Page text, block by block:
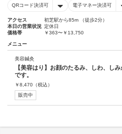
QRコード決済可 電子マネー決済可
アクセス
初芝駅から85m （徒歩2分）
本日の営業状況 定休日
価格帯
￥363〜￥13,750
メニュー
美容鍼灸
【美容はり】お顔のたるみ、しわ、し
です。
￥8,470 （税込）
販売中